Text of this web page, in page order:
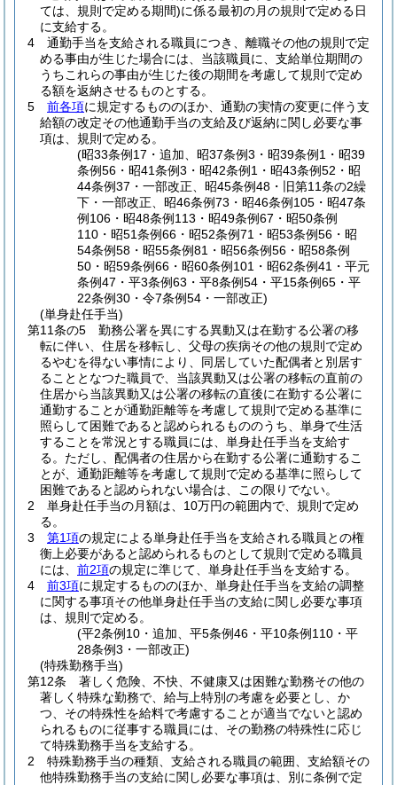
ては、規則で定める期間)に係る最初の月の規則で定める日
に支給する。
4
通勤手当を支給される職員につき、離職その他の規則で定
める事由が生じた場合には、当該職員に、支給単位期間の
うちこれらの事由が生じた後の期間を考慮して規則で定め
る額を返納させるものとする。
5
前各項に規定するもののほか、通勤の実情の変更に伴う支
給額の改定その他通勤手当の支給及び返納に関し必要な事
項は、規則で定める。
(昭33条例17・追加、昭37条例3・昭39条例1・昭39
条例56・昭41条例3・昭42条例1・昭43条例52・昭
44条例37・一部改正、昭45条例48・旧第11条の2繰
下・一部改正、昭46条例73・昭46条例105・昭47条
例106・昭48条例113・昭49条例67・昭50条例
110・昭51条例66・昭52条例71・昭53条例56・昭
54条例58・昭55条例81・昭56条例56・昭58条例
50・昭59条例66・昭60条例101・昭62条例41・平元
条例47・平3条例63・平8条例54・平15条例65・平
22条例30・令7条例54・一部改正)
(単身赴任手当)
第11条の5
勤務公署を異にする異動又は在勤する公署の移
転に伴い、住居を移転し、父母の疾病その他の規則で定め
るやむを得ない事情により、同居していた配偶者と別居す
ることとなつた職員で、当該異動又は公署の移転の直前の
住居から当該異動又は公署の移転の直後に在勤する公署に
通勤することが通勤距離等を考慮して規則で定める基準に
照らして困難であると認められるもののうち、単身で生活
することを常況とする職員には、単身赴任手当を支給す
る。 ただし、配偶者の住居から在勤する公署に通勤するこ
とが、通勤距離等を考慮して規則で定める基準に照らして
困難であると認められない場合は、この限りでない。
2
単身赴任手当の月額は、10万円の範囲内で、規則で定め
る。
3
第1項の規定による単身赴任手当を支給される職員との権
衡上必要があると認められるものとして規則で定める職員
には、 前2項の規定に準じて、単身赴任手当を支給する。
4
前3項に規定するもののほか、単身赴任手当を支給の調整
に関する事項その他単身赴任手当の支給に関し必要な事項
は、規則で定める。
(平2条例10・追加、平5条例46・平10条例110・平
28条例3・一部改正)
(特殊勤務手当)
第12条
著しく危険、不快、不健康又は困難な勤務その他の
著しく特殊な勤務で、給与上特別の考慮を必要とし、か
つ、その特殊性を給料で考慮することが適当でないと認め
られるものに従事する職員には、その勤務の特殊性に応じ
て特殊勤務手当を支給する。
2
特殊勤務手当の種類、支給される職員の範囲、支給額その
他特殊勤務手当の支給に関し必要な事項は、別に条例で定